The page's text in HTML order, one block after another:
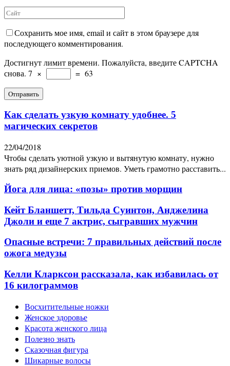
Сохранить мое имя, email и сайт в этом браузере для
последующего комментирования.
Достигнут лимит времени. Пожалуйста, введите CAPTCHA
снова. 7 × = 63
Как сделать узкую комнату удобнее. 5
магических секретов
22/04/2018
Чтобы сделать уютной узкую и вытянутую комнату, нужно
знать ряд дизайнерских приемов. Уметь грамотно расставить...
Йога для лица: «позы» против морщин
Кейт Бланшетт, Тильда Суинтон, Анджелина
Джоли и еще 7 актрис, сыгравших мужчин
Опасные встречи: 7 правильных действий после
ожога медузы
Келли Кларксон рассказала, как избавилась от
16 килограммов
Восхитительные ножки
Женское здоровье
Красота женского лица
Полезно знать
Сказочная фигура
Шикарные волосы